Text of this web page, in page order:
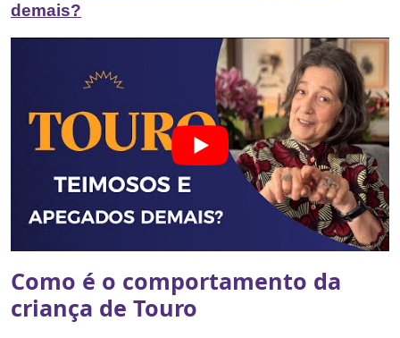
demais?
Como é o comportamento da
criança de Touro